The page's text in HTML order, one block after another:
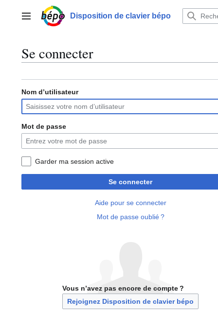
contenuMenu principalDisposition de clavier bépo
Se connecter
Nom d’utilisateur
Mot de passe
Garder ma session active
Se connecter
Aide pour se connecter
Mot de passe oublié ?
Vous n’avez pas encore de compte ?
Rejoignez Disposition de clavier bépo